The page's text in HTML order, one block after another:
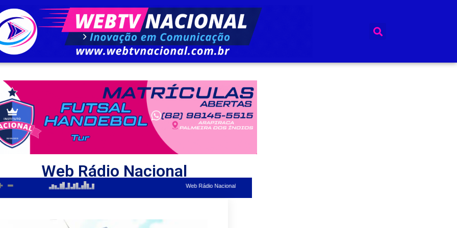
Web Rádio Nacional